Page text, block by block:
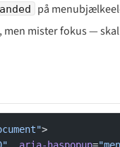
på
men mister fokus —
>